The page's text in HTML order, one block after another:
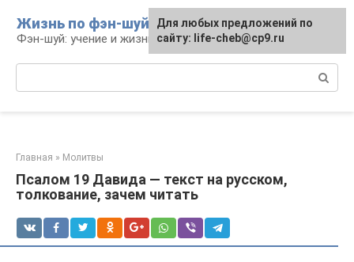
контенту
Жизнь по фэн-шуй
Фэн-шуй: учение и жизнь
Главная » Молитвы
Псалом 19 Давида — текст на русском,
толкование, зачем читать
Для любых предложений по
сайту: life-cheb@cp9.ru
Для любых предложений по
сайту: life-cheb@cp9.ru